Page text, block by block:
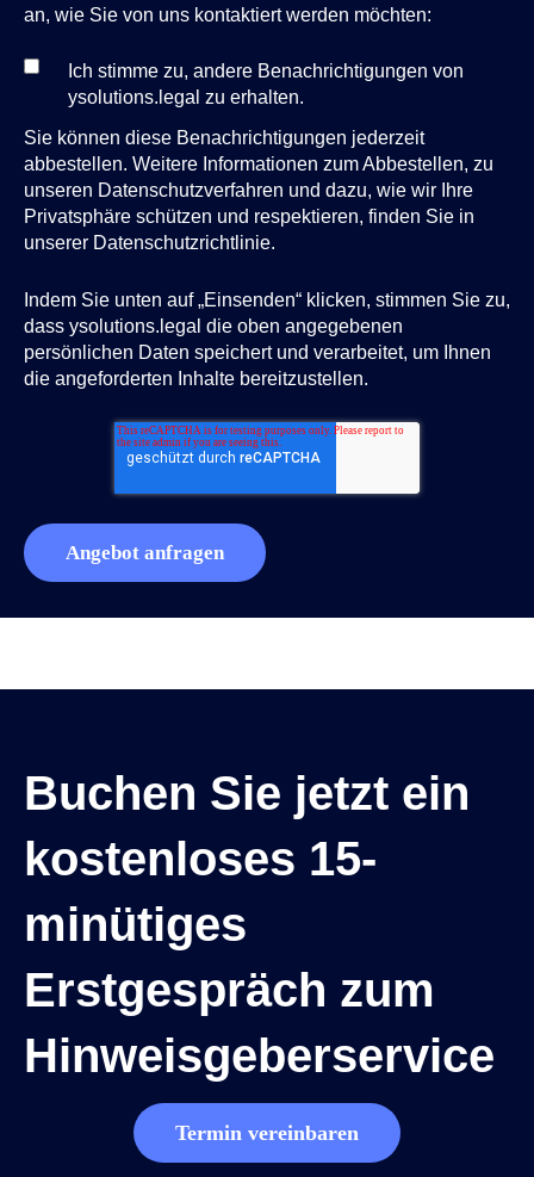
an, wie Sie von uns kontaktiert werden möchten:
Ich stimme zu, andere Benachrichtigungen von
ysolutions.legal zu erhalten.
Sie können diese Benachrichtigungen jederzeit
abbestellen. Weitere Informationen zum Abbestellen, zu
unseren Datenschutzverfahren und dazu, wie wir Ihre
Privatsphäre schützen und respektieren, finden Sie in
unserer Datenschutzrichtlinie.
Indem Sie unten auf „Einsenden“ klicken, stimmen Sie zu,
dass ysolutions.legal die oben angegebenen
persönlichen Daten speichert und verarbeitet, um Ihnen
die angeforderten Inhalte bereitzustellen.
Buchen Sie jetzt ein
kostenloses 15-
minütiges
Erstgespräch zum
Hinweisgeberservice
Termin vereinbaren